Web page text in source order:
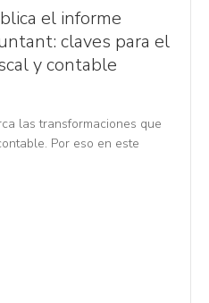
el informe
claves para el
y contable
las transformaciones que
Por eso en este